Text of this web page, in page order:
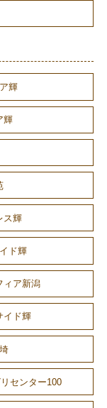
輝
輝
ス輝
ド輝
ア新潟
イド輝
センター100